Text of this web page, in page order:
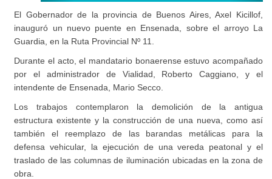
El Gobernador de la provincia de Buenos Aires, Axel Kicillof,
inauguró un nuevo puente en Ensenada, sobre el arroyo La
Guardia, en la Ruta Provincial Nº 11.
Durante el acto, el mandatario bonaerense estuvo acompañado
por el administrador de Vialidad, Roberto Caggiano, y el
intendente de Ensenada, Mario Secco.
Los trabajos contemplaron la demolición de la antigua
estructura existente y la construcción de una nueva, como así
también el reemplazo de las barandas metálicas para la
defensa vehicular, la ejecución de una vereda peatonal y el
traslado de las columnas de iluminación ubicadas en la zona de
obra.